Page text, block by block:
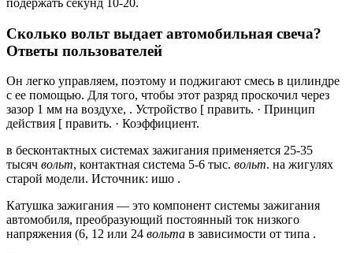
подержать секунд 10-20.
Сколько вольт выдает автомобильная свеча?
Ответы пользователей
Он легко управляем, поэтому и поджигают смесь в цилиндре
с ее помощью. Для того, чтобы этот разряд проскочил через
зазор 1 мм на воздухе, . ‎Устройство [ править. · ‎Принцип
действия [ править. · ‎Коэффициент.
в бесконтактных системах зажигания применяется 25-35
тысяч вольт, контактная система 5-6 тыс. вольт. на жигулях
старой модели. Источник: ишо .
Катушка зажигания — это компонент системы зажигания
автомобиля, преобразующий постоянный ток низкого
напряжения (6, 12 или 24 вольта в зависимости от типа .